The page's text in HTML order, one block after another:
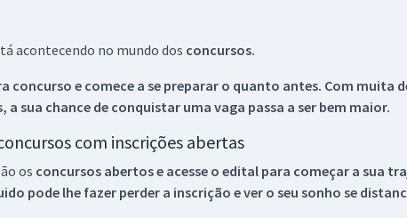
acontecendo no mundo dos concursos.
concurso e comece a se preparar o quanto antes. Com muita
a sua chance de conquistar uma vaga passa a ser bem maior.
com inscrições abertas
os concursos abertos e acesse o edital para começar a sua
pode lhe fazer perder a inscrição e ver o seu sonho se